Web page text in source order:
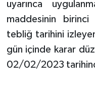
uyarınca
maddesinin birinci
tebliğ tarihini
gün içinde karar
02/02/2023